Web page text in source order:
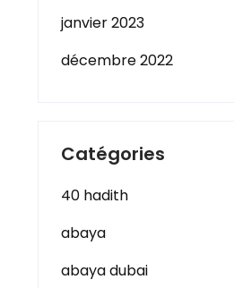
janvier 2023
décembre 2022
Catégories
40 hadith
abaya
abaya dubai